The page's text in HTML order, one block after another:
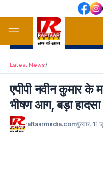
Latest News/
एपीपी नवीन कुमार के
भीषण आग, बड़ा हादसा
raftaarmedia.comगुरुवार,